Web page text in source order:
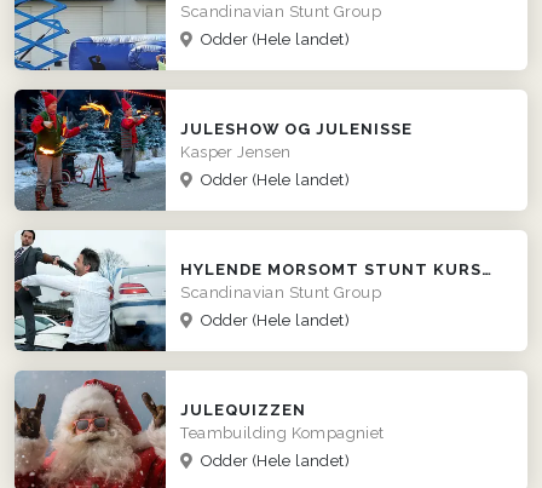
Scandinavian Stunt Group
Odder (Hele landet)
JULESHOW OG JULENISSE
Kasper Jensen
Odder (Hele landet)
HYLENDE MORSOMT STUNT KURSUS TIL FIRMAER
Scandinavian Stunt Group
Odder (Hele landet)
JULEQUIZZEN
Teambuilding Kompagniet
Odder (Hele landet)